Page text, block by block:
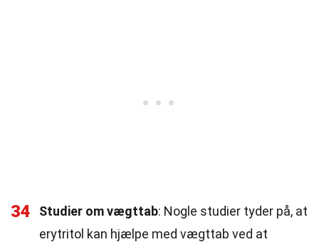
34 Studier om vægttab: Nogle studier tyder på, at
erytritol kan hjælpe med vægttab ved at